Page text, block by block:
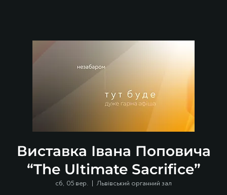
Виставка Івана Поповича
“The Ultimate Sacrifice”
сб, 05 вер.
  |
Львівський органний зал